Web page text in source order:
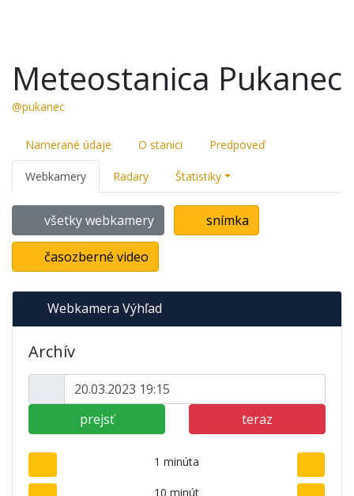
Meteostanica Pukanec
@pukanec
Namerané údaje O stanici Predpoveď
Webkamery Radary Štatistiky
všetky webkamery snímka
časozberné video
Webkamera Výhľad
Archív
prejsť teraz
1 minúta
10 minút